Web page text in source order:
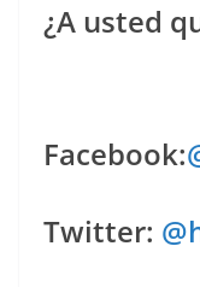
¿A usted
Facebook:
Twitter: